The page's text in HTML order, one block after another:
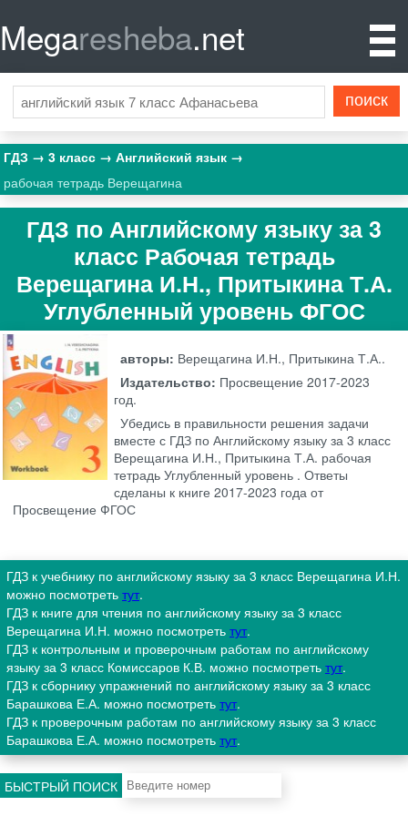
Megaresheba.net
ГДЗ 3 класс
Английский язык
рабочая тетрадь Верещагина
ГДЗ по Английскому языку за 3
класс Рабочая тетрадь
Верещагина И.Н., Притыкина Т.А.
Углубленный уровень ФГОС
авторы: Верещагина И.Н., Притыкина Т.А..
Издательство: Просвещение 2017-2023
год.
Убедись в правильности решения задачи
вместе с ГДЗ по Английскому языку за 3 класс
Верещагина И.Н., Притыкина Т.А. рабочая
тетрадь Углубленный уровень . Ответы
сделаны к книге 2017-2023 года от
Просвещение ФГОС
ГДЗ к учебнику по английскому языку за 3 класс Верещагина И.Н.
можно посмотреть тут.
ГДЗ к книге для чтения по английскому языку за 3 класс
Верещагина И.Н. можно посмотреть тут.
ГДЗ к контрольным и проверочным работам по английскому
языку за 3 класс Комиссаров К.В. можно посмотреть тут.
ГДЗ к сборнику упражнений по английскому языку за 3 класс
Барашкова Е.А. можно посмотреть тут.
ГДЗ к проверочным работам по английскому языку за 3 класс
Барашкова Е.А. можно посмотреть тут.
БЫСТРЫЙ ПОИСК